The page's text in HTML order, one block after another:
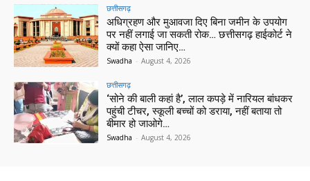
छत्तीसगढ़
अधिग्रहण और मुआवजा दिए बिना जमीन के उपयोग
पर नहीं लगाई जा सकती रोक… छत्तीसगढ़ हाईकोर्ट ने
क्यों कहा ऐसा जानिए…
Swadha - August 4, 2026
छत्तीसगढ़
‘सोने की बाली कहां है’, लाल कपड़े में नारियल बांधकर
पहुंची टीचर, स्कूली बच्चों को डराया, नहीं बताया तो
बीमार हो जाओगे…
Swadha - August 4, 2026